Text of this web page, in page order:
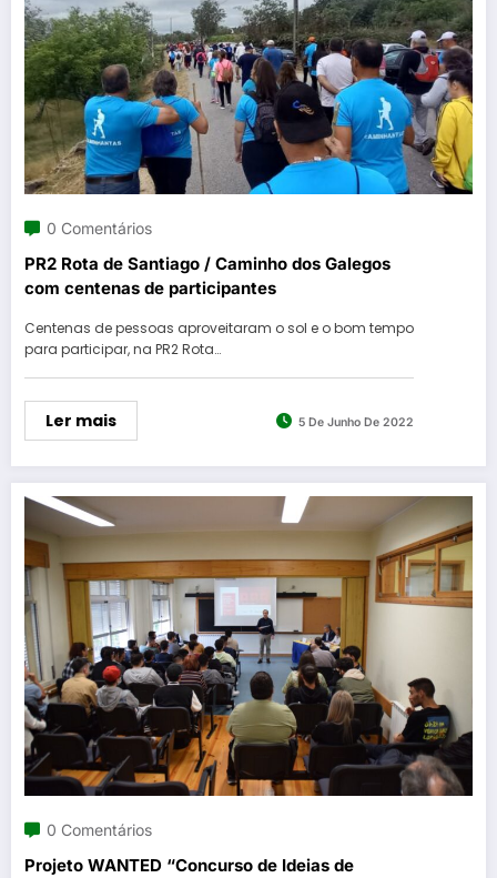
0 Comentários
PR2 Rota de Santiago / Caminho dos Galegos
com centenas de participantes
Centenas de pessoas aproveitaram o sol e o bom tempo
para participar, na PR2 Rota…
Ler mais 5 De Junho De 2022
0 Comentários
Projeto WANTED “Concurso de Ideias de